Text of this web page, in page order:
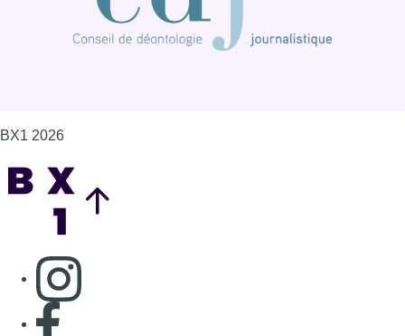
BX1 2026
Consulter page Instagram
Consulter page Facebook